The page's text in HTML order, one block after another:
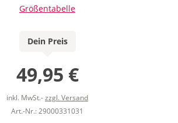
Größentabelle
Dein Preis
49,95 €
inkl. MwSt.-zzgl. Versand
Art.-Nr.: 29000331031